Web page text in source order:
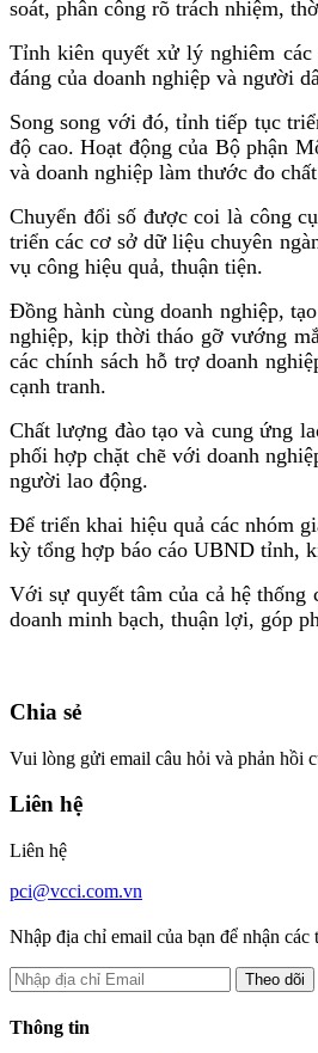
soát, phân công rõ trách nhiệm,
Tỉnh kiên quyết xử lý nghiêm
đáng của doanh nghiệp và người
Song song với đó, tỉnh tiếp tục
độ cao. Hoạt động của Bộ phận
và doanh nghiệp làm thước đo
Chuyển đổi số được coi là công
triển các cơ sở dữ liệu chuyên
vụ công hiệu quả, thuận tiện.
Đồng hành cùng doanh nghiệp,
nghiệp, kịp thời tháo gỡ vướng
các chính sách hỗ trợ doanh
cạnh tranh.
Chất lượng đào tạo và cung ứng
phối hợp chặt chẽ với doanh
người lao động.
Để triển khai hiệu quả các nhóm
kỳ tổng hợp báo cáo UBND tỉnh,
Với sự quyết tâm của cả hệ
doanh minh bạch, thuận lợi, góp
Chia sẻ
Vui lòng gửi email câu hỏi và phản hồi
Liên hệ
Liên hệ
pci@vcci.com.vn
Nhập địa chỉ email của bạn để nhận
Thông tin